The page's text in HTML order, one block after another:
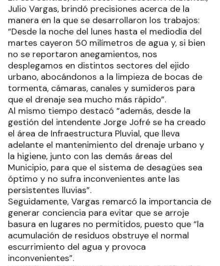
Julio Vargas, brindó precisiones acerca de la
manera en la que se desarrollaron los trabajos:
“Desde la noche del lunes hasta el mediodía del
martes cayeron 50 milímetros de agua y, si bien
no se reportaron anegamientos, nos
desplegamos en distintos sectores del ejido
urbano, abocándonos a la limpieza de bocas de
tormenta, cámaras, canales y sumideros para
que el drenaje sea mucho más rápido”.
Al mismo tiempo destacó “además, desde la
gestión del intendente Jorge Jofré se ha creado
el área de Infraestructura Pluvial, que lleva
adelante el mantenimiento del drenaje urbano y
la higiene, junto con las demás áreas del
Municipio, para que el sistema de desagües sea
óptimo y no sufra inconvenientes ante las
persistentes lluvias”.
Seguidamente, Vargas remarcó la importancia de
generar conciencia para evitar que se arroje
basura en lugares no permitidos, puesto que “la
acumulación de residuos obstruye el normal
escurrimiento del agua y provoca
inconvenientes”.